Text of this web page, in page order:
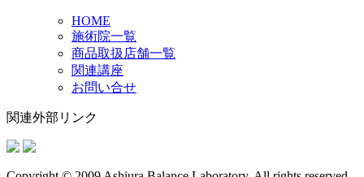
HOME
施術院一覧
商品取扱店舗一覧
関連講座
お問い合せ
関連外部リンク